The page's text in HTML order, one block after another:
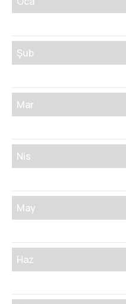
Şub
Mar
Nis
May
Haz